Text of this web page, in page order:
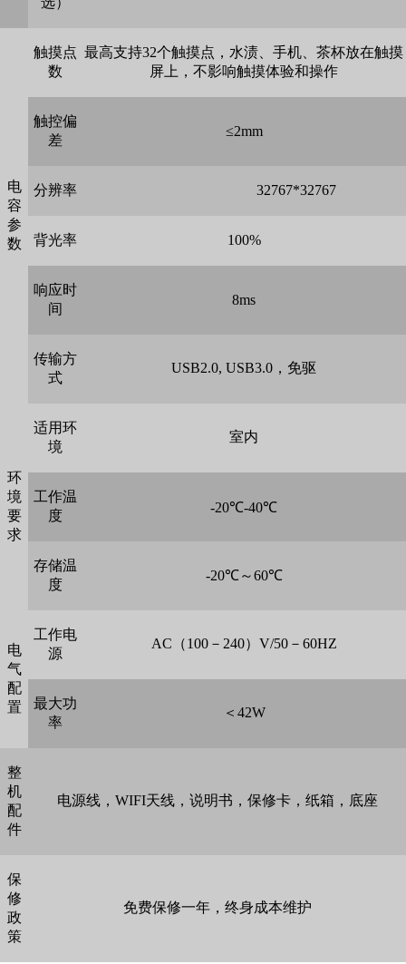
电
容
参
数
触摸点
数
最高支持32个触摸点，水渍、手机、茶杯放在触摸
屏上，不影响触摸体验和操作
触控偏
差
≤2mm
分辨率 32767*32767
背光率 100%
响应时
间
8ms
传输方
式
USB2.0, USB3.0，免驱
环
境
要
求
适用环
境
室内
工作温
度
-20℃-40℃
存储温
度
-20℃～60℃
电
气
配
置
工作电
源
AC（100－240）V/50－60HZ
最大功
率
＜42W
整
机
配
件
电源线，WIFI天线，说明书，保修卡，纸箱，底座
保
修
政
策
免费保修一年，终身成本维护